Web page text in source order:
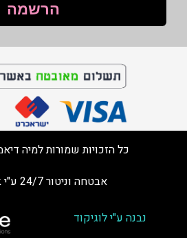
הרשמה
כל הזכויות שמורות למיה
אבטחה וניטור 24/7 ע"י Weblock
נבנה ע"י לוגיקוד